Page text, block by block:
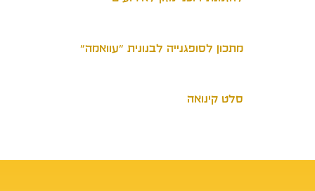
מתכון לסופגנייה לבנונית "עוואמה"
סלט קינואה